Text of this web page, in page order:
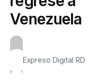
Venezuela
Expreso Digital RD